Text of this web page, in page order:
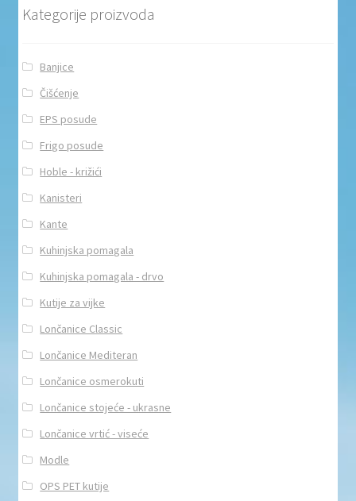
Kategorije proizvoda
Banjice
Čišćenje
EPS posude
Frigo posude
Hoble - križići
Kanisteri
Kante
Kuhinjska pomagala
Kuhinjska pomagala - drvo
Kutije za vijke
Lončanice Classic
Lončanice Mediteran
Lončanice osmerokuti
Lončanice stojeće - ukrasne
Lončanice vrtić - viseće
Modle
OPS PET kutije